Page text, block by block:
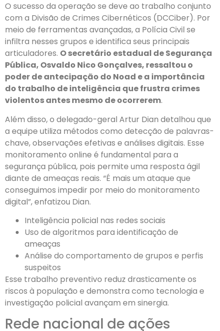
O sucesso da operação se deve ao trabalho conjunto
com a Divisão de Crimes Cibernéticos (DCCiber). Por
meio de ferramentas avançadas, a Polícia Civil se
infiltra nesses grupos e identifica seus principais
articuladores. O secretário estadual de Segurança
Pública, Osvaldo Nico Gonçalves, ressaltou o
poder de antecipação do Noad e a importância
do trabalho de inteligência que frustra crimes
violentos antes mesmo de ocorrerem.
Além disso, o delegado-geral Artur Dian detalhou que
a equipe utiliza métodos como detecção de palavras-
chave, observações efetivas e análises digitais. Esse
monitoramento online é fundamental para a
segurança pública, pois permite uma resposta ágil
diante de ameaças reais. “É mais um ataque que
conseguimos impedir por meio do monitoramento
digital”, enfatizou Dian.
Inteligência policial nas redes sociais
Uso de algoritmos para identificação de
ameaças
Análise do comportamento de grupos e perfis
suspeitos
Esse trabalho preventivo reduz drasticamente os
riscos à população e demonstra como tecnologia e
investigação policial avançam em sinergia.
Rede nacional de ações